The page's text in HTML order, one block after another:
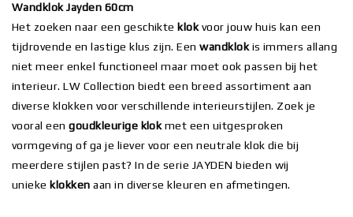
Wandklok Jayden 60cm
Het zoeken naar een geschikteklokvoor jouw huis kan een
tijdrovende en lastige klus zijn. Eenwandklokis immers allang
niet meer enkel functioneel maar moet ook passen bij het
interieur. LW Collection biedt een breed assortiment aan
diverse klokken voor verschillende interieurstijlen. Zoek je
vooral eengoudkleurige klokmet een uitgesproken
vormgeving of ga je liever voor een neutrale klok die bij
meerdere stijlen past? In de serie JAYDEN bieden wij
unieke klokken aan in diverse kleuren en afmetingen.